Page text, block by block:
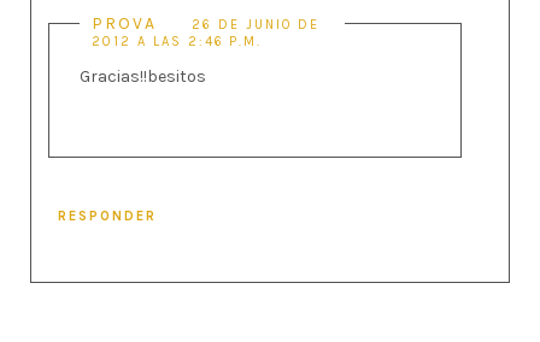
PROVA
26 DE JUNIO DE
2012 A LAS 2:46 P.M.
Gracias!!besitos
RESPONDER